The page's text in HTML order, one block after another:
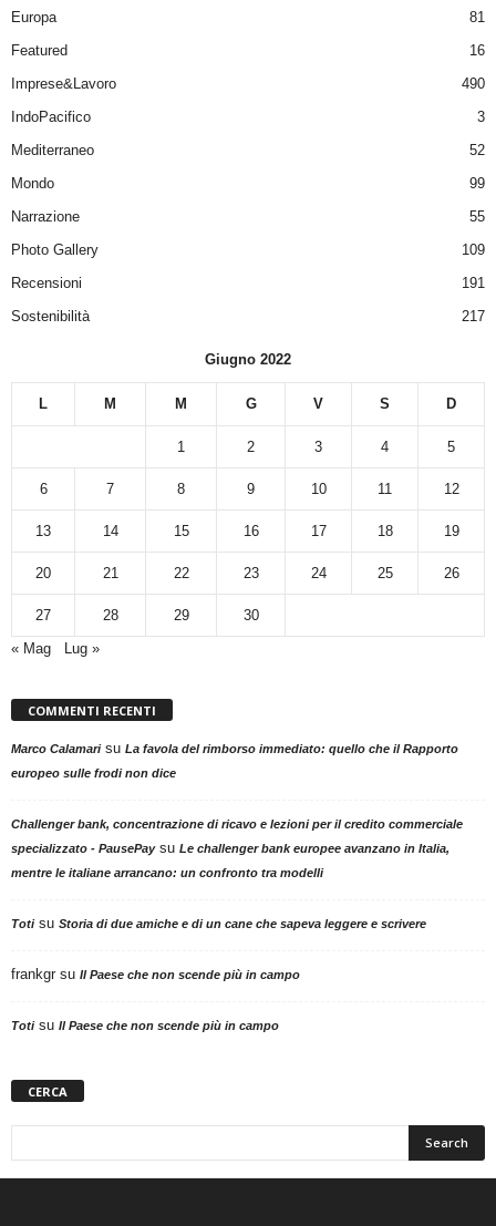
Europa
81
Featured
16
Imprese&Lavoro
490
IndoPacifico
3
Mediterraneo
52
Mondo
99
Narrazione
55
Photo Gallery
109
Recensioni
191
Sostenibilità
217
Giugno 2022
L M M G V S D
1 2 3 4 5
6 7 8 9 10 11 12
13 14 15 16 17 18 19
20 21 22 23 24 25 26
27 28 29
30
« Mag
Lug »
COMMENTI RECENTI
Marco Calamarisu La favola del rimborso immediato: quello che il Rapporto
europeo sulle frodi non dice
Challenger bank, concentrazione di ricavo e lezioni per il credito commerciale
specializzato - PausePaysu Le challenger bank europee avanzano in Italia,
mentre le italiane arrancano: un confronto tra modelli
Totisu Storia di due amiche e di un cane che sapeva leggere e scrivere
frankgr su Il Paese che non scende più in campo
Totisu Il Paese che non scende più in campo
CERCA